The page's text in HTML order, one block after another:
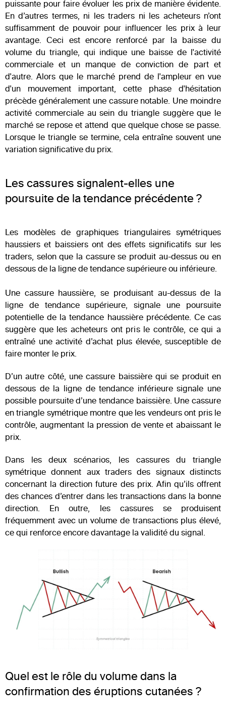
puissante pour faire évoluer les prix de manière évidente.
En d’autres termes, ni les traders ni les acheteurs n’ont
suffisamment de pouvoir pour influencer les prix à leur
avantage. Ceci est encore renforcé par la baisse du
volume du triangle, qui indique une baisse de l'activité
commerciale et un manque de conviction de part et
d'autre. Alors que le marché prend de l'ampleur en vue
d'un mouvement important, cette phase d'hésitation
précède généralement une cassure notable. Une moindre
activité commerciale au sein du triangle suggère que le
marché se repose et attend que quelque chose se passe.
Lorsque le triangle se termine, cela entraîne souvent une
variation significative du prix.
Les cassures signalent-elles une
poursuite de la tendance précédente ?
Les modèles de graphiques triangulaires symétriques
haussiers et baissiers ont des effets significatifs sur les
traders, selon que la cassure se produit au-dessus ou en
dessous de la ligne de tendance supérieure ou inférieure.
Une cassure haussière, se produisant au-dessus de la
ligne de tendance supérieure, signale une poursuite
potentielle de la tendance haussière précédente. Ce cas
suggère que les acheteurs ont pris le contrôle, ce qui a
entraîné une activité d’achat plus élevée, susceptible de
faire monter le prix.
D’un autre côté, une cassure baissière qui se produit en
dessous de la ligne de tendance inférieure signale une
possible poursuite d’une tendance baissière. Une cassure
en triangle symétrique montre que les vendeurs ont pris le
contrôle, augmentant la pression de vente et abaissant le
prix.
Dans les deux scénarios, les cassures du triangle
symétrique donnent aux traders des signaux distincts
concernant la direction future des prix. Afin qu’ils offrent
des chances d’entrer dans les transactions dans la bonne
direction. En outre, les cassures se produisent
fréquemment avec un volume de transactions plus élevé,
ce qui renforce encore davantage la validité du signal.
Quel est le rôle du volume dans la
confirmation des éruptions cutanées ?